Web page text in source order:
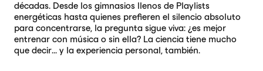
décadas. Desde los gimnasios llenos de Playlists
energéticas hasta quienes prefieren el silencio absoluto
para concentrarse, la pregunta sigue viva: ¿es mejor
entrenar con música o sin ella? La ciencia tiene mucho
que decir… y la experiencia personal, también.